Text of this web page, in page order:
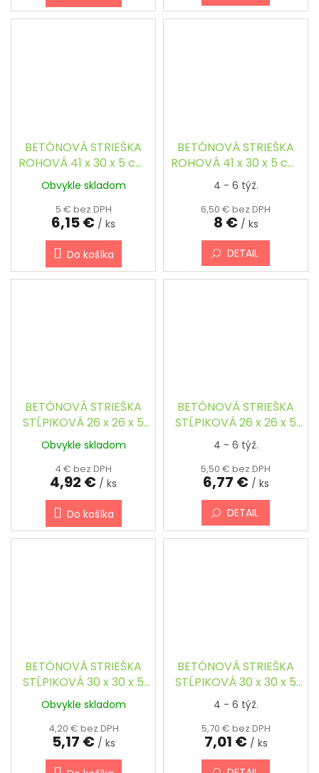
BETÓNOVÁ STRIEŠKA
ROHOVÁ 41 x 30 x 5 cm,
ŠIKMÁ
Obvykle skladom
5 € bez DPH
6,15 € / ks
Do košíka
BETÓNOVÁ STRIEŠKA
ROHOVÁ 41 x 30 x 5 cm,
ŠIKMÁ, FAREBNÁ
4 - 6 týž.
6,50 € bez DPH
8 € / ks
DETAIL
BETÓNOVÁ STRIEŠKA
STĹPIKOVÁ 26 x 26 x 5
cm - ŠTVORCOVÁ,
ŠIKMÁ
Obvykle skladom
4 € bez DPH
4,92 € / ks
Do košíka
BETÓNOVÁ STRIEŠKA
STĹPIKOVÁ 26 x 26 x 5
cm - ŠTVORCOVÁ,
ŠIKMÁ, FAREBNÁ
4 - 6 týž.
5,50 € bez DPH
6,77 € / ks
DETAIL
BETÓNOVÁ STRIEŠKA
STĹPIKOVÁ 30 x 30 x 5
cm - ŠTVORCOVÁ,
ŠIKMÁ
Obvykle skladom
4,20 € bez DPH
5,17 € / ks
BETÓNOVÁ STRIEŠKA
STĹPIKOVÁ 30 x 30 x 5
cm - ŠTVORCOVÁ,
ŠIKMÁ, FAREBNÁ
4 - 6 týž.
5,70 € bez DPH
7,01 € / ks